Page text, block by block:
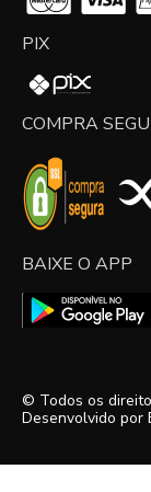
PIX
COMPRA
BAIXE O APP
© Todos os
Desenvolvido por